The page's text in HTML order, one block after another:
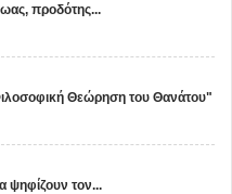
προδότης...
Θεώρηση του Θανάτου"
ψηφίζουν τον...